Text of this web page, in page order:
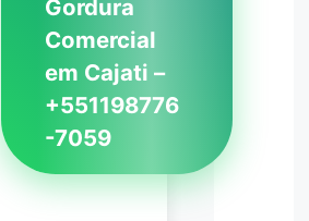
Gordura
Comercial
em Cajati –
+551198776
-7059